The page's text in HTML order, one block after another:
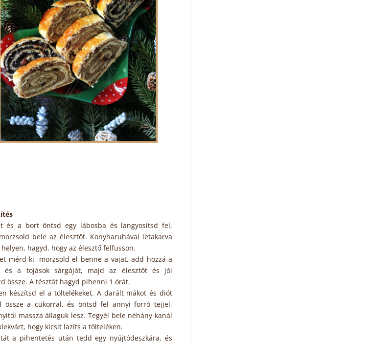
és a bort öntsd egy lábosba és langyosítsd fel,
bele az élesztőt. Konyharuhával letakarva
hagyd, hogy az élesztő felfusson.
mérd ki, morzsold el benne a vajat, add hozzá a
és a tojások sárgáját, majd az élesztőt és jól
össze. A tésztát hagyd pihenni 1 órát.
készítsd el a töltelékeket. A darált mákot és diót
össze a cukorral, és öntsd fel annyi forró tejjel,
massza állaguk lesz. Tegyél bele néhány kanál
hogy kicsit lazíts a tölteléken.
a pihentetés után tedd egy nyújtódeszkára, és